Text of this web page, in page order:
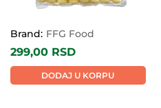
Brand: FFG Food
299,00 RSD
DODAJ U KORPU